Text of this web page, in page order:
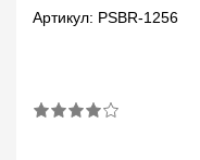
Артикул: PSBR-1256